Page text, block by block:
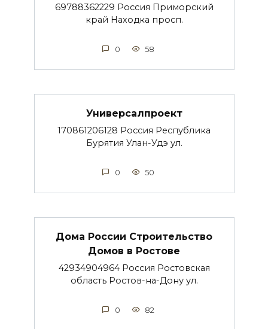
69788362229 Россия Приморский
край Находка просп.
0 58
Универсалпроект
170861206128 Россия Республика
Бурятия Улан-Удэ ул.
0 50
Дома России Строительство
Домов в Ростове
42934904964 Россия Ростовская
область Ростов-на-Дону ул.
0 82